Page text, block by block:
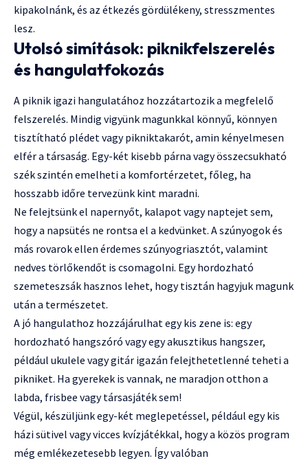
kipakolnánk, és az étkezés gördülékeny, stresszmentes
lesz.
Utolsó simítások: piknikfelszerelés
és hangulatfokozás
A piknik igazi hangulatához hozzátartozik a megfelelő
felszerelés. Mindig vigyünk magunkkal könnyű, könnyen
tisztítható plédet vagy pikniktakarót, amin kényelmesen
elfér a társaság. Egy-két kisebb párna vagy összecsukható
szék szintén emelheti a komfortérzetet, főleg, ha
hosszabb időre tervezünk kint maradni.
Ne felejtsünk el napernyőt, kalapot vagy naptejet sem,
hogy a napsütés ne rontsa el a kedvünket. A szúnyogok és
más rovarok ellen érdemes szúnyogriasztót, valamint
nedves törlőkendőt is csomagolni. Egy hordozható
szemeteszsák hasznos lehet, hogy tisztán hagyjuk magunk
után a természetet.
A jó hangulathoz hozzájárulhat egy kis zene is: egy
hordozható hangszóró vagy egy akusztikus hangszer,
például ukulele vagy gitár igazán felejthetetlenné teheti a
pikniket. Ha gyerekek is vannak, ne maradjon otthon a
labda, frisbee vagy társasjáték sem!
Végül, készüljünk egy-két meglepetéssel, például egy kis
házi sütivel vagy vicces kvízjátékkal, hogy a közös program
még emlékezetesebb legyen. Így valóban